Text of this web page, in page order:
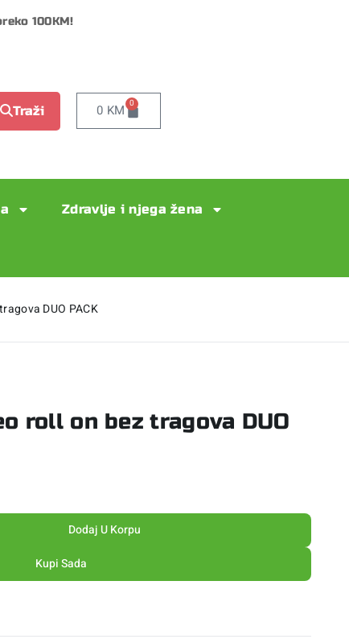
100KM!
Traži 0 KM 0
Zdravlje i njega žena
DUO PACK
roll on bez tragova DUO
Dodaj U Korpu
Kupi Sada